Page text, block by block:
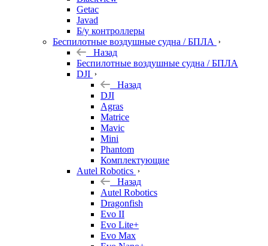
Getac
Javad
Б/у контроллеры
Беспилотные воздушные судна / БПЛА
Назад
Беспилотные воздушные судна / БПЛА
DJI
Назад
DJI
Agras
Matrice
Mavic
Mini
Phantom
Комплектующие
Autel Robotics
Назад
Autel Robotics
Dragonfish
Evo II
Evo Lite+
Evo Max